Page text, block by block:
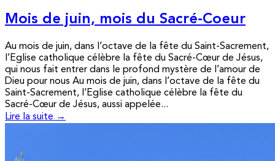
Mois de juin, mois du Sacré-Coeur
Au mois de juin, dans l’octave de la fête du Saint-Sacrement,
l’Eglise catholique célèbre la fête du Sacré-Cœur de Jésus,
qui nous fait entrer dans le profond mystère de l’amour de
Dieu pour nous Au mois de juin, dans l’octave de la fête du
Saint-Sacrement, l’Eglise catholique célèbre la fête du
Sacré-Cœur de Jésus, aussi appelée...
Lire la suite →